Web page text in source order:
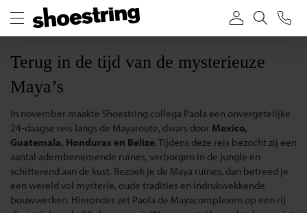
Terug in de tijd van de mysterieuze
Maya’s
In november maakte Shoestring collega Paola een onvergetelijke
24-daagse reis langs de Mayaroute, dwars door Mexico,
Guatemala, Honduras en Belize. Tijdens deze reis bezocht zij een
aantal adembenemende ruïnes, verborgen in de jungle en
schitterend aan de kust. Bezoek je de Maya ruïnes, dan betreed je
een wereld vol mysterie, oude tradities en indrukwekkende
bouwwerken. Hieronder zet Paola de Mayacomplexen op een rij